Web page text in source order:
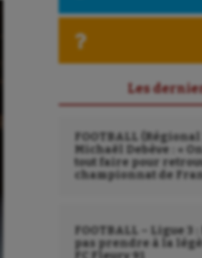
Les
FOOTBALL (Régional
Michaël Debève : «
tout faire pour
championnat de
FOOTBALL – Ligue 3 :
pas prendre à la